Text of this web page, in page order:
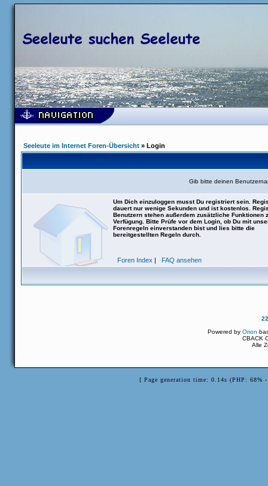
Seeleute im Internet Foren-Übersicht » Login
Gib bitte deinen
Um Dich einzuloggen musst Du registriert sein.
dauert nur wenige Sekunden und ist kostenlos.
Benutzern stehen außerdem zusätzliche Funktionen
Verfügung. Bitte Prüfe vor dem Login, ob Du mit
Forenregeln einverstanden bist und lies bitte die
bereitgestellten Regeln durch.
Foren Index | FAQ ansehen
Powered byOrion
CBACK
Alle
[ Page generation time: 0.14s (PHP: